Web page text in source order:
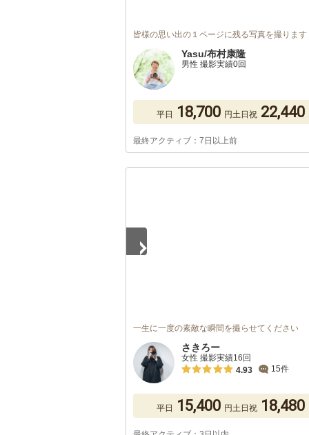
皆様の思い出の１ページに残る写真を撮ります
Yasu/布村康隆
男性 撮影実績0回
平日 18,700 円土日祝 22,440
最終アクティブ：7日以上前
一生に一度の素敵な瞬間を撮らせてください
さきろー
女性 撮影実績16回
4.93
15件
平日 15,400 円土日祝 18,480